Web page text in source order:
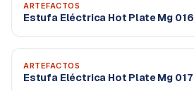
ARTEFACTOS
Estufa Eléctrica Hot Plate Mg 016
ARTEFACTOS
Estufa Eléctrica Hot Plate Mg 017